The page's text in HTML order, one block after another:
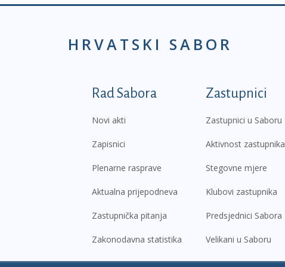
HRVATSKI SABOR
Podnožje prvi izbornik
Rad Sabora
Novi akti
Zapisnici
Plenarne rasprave
Aktualna prijepodneva
Zastupnička pitanja
Zakonodavna statistika
Zastupnici
Zastupnici u Saboru
Aktivnost zastupnika
Stegovne mjere
Klubovi zastupnika
Predsjednici Sabora
Velikani u Saboru